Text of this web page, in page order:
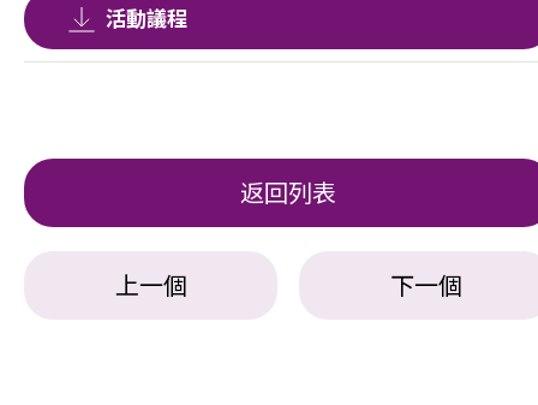
活動議程
返回列表
上一個 下一個